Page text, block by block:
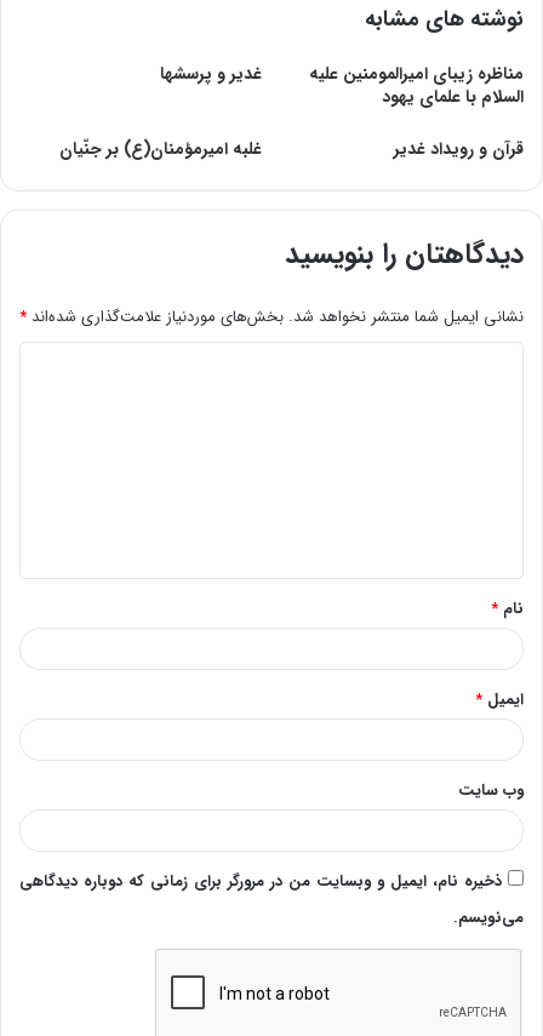
نوشته های مشابه
مناظره زيبای اميرالمومنين عليه
السلام با علمای يهود
غدیر و پرسشها
قرآن و رویداد غدیر غلبه امیرمؤمنان(ع) بر جنّیان
دیدگاهتان را بنویسید
نشانی ایمیل شما منتشر نخواهد شد. بخش‌های موردنیاز علامت‌گذاری شده‌اند *
*
نام *
ایمیل *
وب‌ سایت
ذخیره نام، ایمیل و وبسایت من در مرورگر برای زمانی که دوباره دیدگاهی
می‌نویسم.